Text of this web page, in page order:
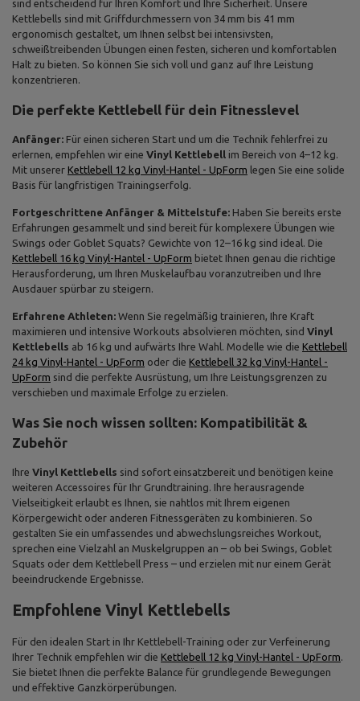
sind entscheidend für Ihren Komfort und Ihre Sicherheit. Unsere
Kettlebells sind mit Griffdurchmessern von 34 mm bis 41 mm
ergonomisch gestaltet, um Ihnen selbst bei intensivsten,
schweißtreibenden Übungen einen festen, sicheren und komfortablen
Halt zu bieten. So können Sie sich voll und ganz auf Ihre Leistung
konzentrieren.
Die perfekte Kettlebell für dein Fitnesslevel
Anfänger: Für einen sicheren Start und um die Technik fehlerfrei zu
erlernen, empfehlen wir eine Vinyl Kettlebell im Bereich von 4–12 kg.
Mit unserer Kettlebell 12 kg Vinyl-Hantel - UpForm legen Sie eine solide
Basis für langfristigen Trainingserfolg.
Fortgeschrittene Anfänger & Mittelstufe: Haben Sie bereits erste
Erfahrungen gesammelt und sind bereit für komplexere Übungen wie
Swings oder Goblet Squats? Gewichte von 12–16 kg sind ideal. Die
Kettlebell 16 kg Vinyl-Hantel - UpForm bietet Ihnen genau die richtige
Herausforderung, um Ihren Muskelaufbau voranzutreiben und Ihre
Ausdauer spürbar zu steigern.
Erfahrene Athleten: Wenn Sie regelmäßig trainieren, Ihre Kraft
maximieren und intensive Workouts absolvieren möchten, sind Vinyl
Kettlebells ab 16 kg und aufwärts Ihre Wahl. Modelle wie die Kettlebell
24 kg Vinyl-Hantel - UpForm oder die Kettlebell 32 kg Vinyl-Hantel -
UpForm sind die perfekte Ausrüstung, um Ihre Leistungsgrenzen zu
verschieben und maximale Erfolge zu erzielen.
Was Sie noch wissen sollten: Kompatibilität &
Zubehör
Ihre Vinyl Kettlebells sind sofort einsatzbereit und benötigen keine
weiteren Accessoires für Ihr Grundtraining. Ihre herausragende
Vielseitigkeit erlaubt es Ihnen, sie nahtlos mit Ihrem eigenen
Körpergewicht oder anderen Fitnessgeräten zu kombinieren. So
gestalten Sie ein umfassendes und abwechslungsreiches Workout,
sprechen eine Vielzahl an Muskelgruppen an – ob bei Swings, Goblet
Squats oder dem Kettlebell Press – und erzielen mit nur einem Gerät
beeindruckende Ergebnisse.
Empfohlene Vinyl Kettlebells
Für den idealen Start in Ihr Kettlebell-Training oder zur Verfeinerung
Ihrer Technik empfehlen wir die Kettlebell 12 kg Vinyl-Hantel - UpForm.
Sie bietet Ihnen die perfekte Balance für grundlegende Bewegungen
und effektive Ganzkörperübungen.